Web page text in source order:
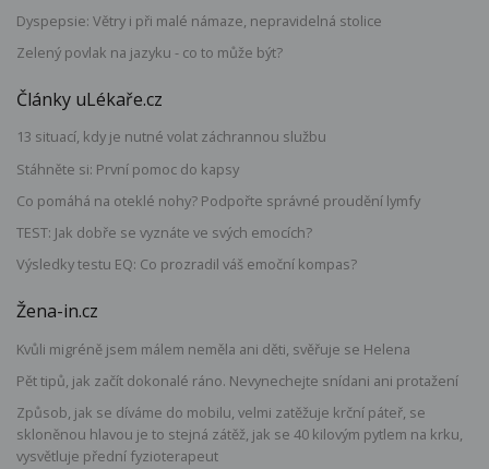
Dyspepsie: Větry i při malé námaze, nepravidelná stolice
Zelený povlak na jazyku - co to může být?
Články uLékaře.cz
13 situací, kdy je nutné volat záchrannou službu
Stáhněte si: První pomoc do kapsy
Co pomáhá na oteklé nohy? Podpořte správné proudění lymfy
TEST: Jak dobře se vyznáte ve svých emocích?
Výsledky testu EQ: Co prozradil váš emoční kompas?
Žena-in.cz
Kvůli migréně jsem málem neměla ani děti, svěřuje se Helena
Pět tipů, jak začít dokonalé ráno. Nevynechejte snídani ani protažení
Způsob, jak se díváme do mobilu, velmi zatěžuje krční páteř, se
skloněnou hlavou je to stejná zátěž, jak se 40 kilovým pytlem na krku,
vysvětluje přední fyzioterapeut